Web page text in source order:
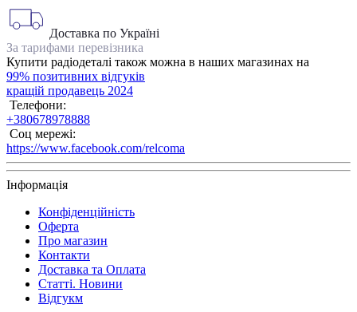
Доставка по Україні
За тарифами перевізника
Купити радіодеталі також можна в наших магазинах на
99% позитивних відгуків
кращій продавець 2024
Телефони:
+380678978888
Соц мережі:
https://www.facebook.com/relcoma
Інформація
Конфіденційність
Оферта
Про магазин
Контакти
Доставка та Оплата
Статті. Новини
Відгукм